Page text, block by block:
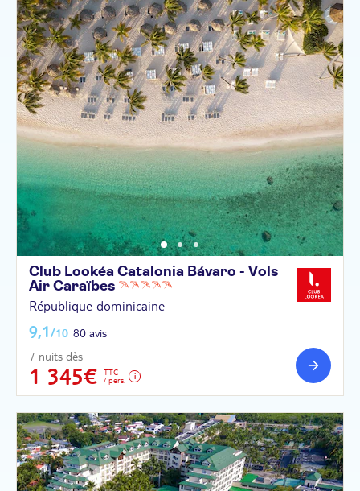
Club Lookéa Catalonia Bávaro - Vols
Air Caraïbes
République dominicaine
9,1/10 80 avis
7 nuits dès
1 345€
TTC
/ pers.